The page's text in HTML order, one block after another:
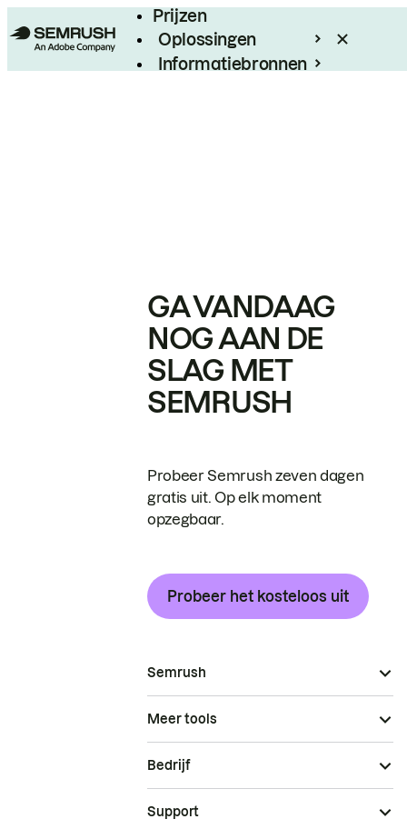
Prijzen
Oplossingen
Informatiebronnen
GA VANDAAG
NOG AAN DE
SLAG MET
SEMRUSH
Probeer Semrush zeven dagen
gratis uit. Op elk moment
opzegbaar.
Probeer het kosteloos uit
Semrush
Meer tools
Bedrijf
Support